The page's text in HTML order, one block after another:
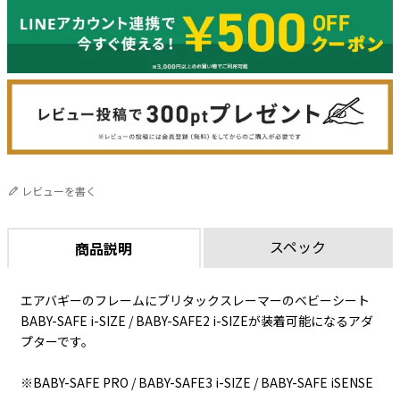
レビューを書く
商品説明
エアバギーのフレームにブリタックスレーマーのベビーシート
BABY-SAFE i-SIZE / BABY-SAFE2 i-SIZEが装着可能になるアダ
プターです。
※BABY-SAFE PRO / BABY-SAFE3 i-SIZE / BABY-SAFE iSENSE
スペック